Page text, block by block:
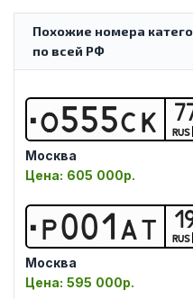
Похожие номера
по всей РФ
О555С К RUS
Москва
Цена: 605 000р.
Р001 А Т RUS
Москва
Цена: 595 000р.